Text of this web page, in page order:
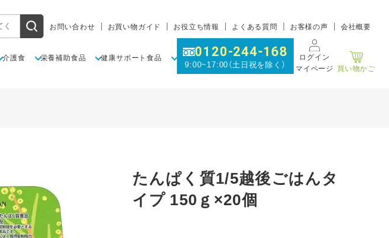
お問い合わせ お買い物ガイド お役立ち情報 よくある質問 お客様の声 会社概要
介護食 栄養補助食品 健康サポート食品 0120-244-168
9:00~17:00（土日祝を除く）
ログイン
マイページ 買い物かご
たんぱく質1/5越後ごはんタ
イプ 150ｇ×20個